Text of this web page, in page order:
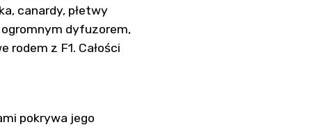
canardy, płetwy
dyfuzorem,
z F1. Całości
pokrywa jego